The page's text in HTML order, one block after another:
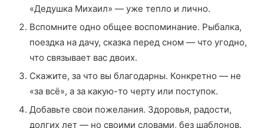
«Дедушка Михаил» — уже тепло и лично.
Вспомните одно общее воспоминание. Рыбалка,
поездка на дачу, сказка перед сном — что угодно,
что связывает вас двоих.
Скажите, за что вы благодарны. Конкретно — не
«за всё», а за какую-то черту или поступок.
Добавьте свои пожелания. Здоровья, радости,
долгих лет — но своими словами, без шаблонов.